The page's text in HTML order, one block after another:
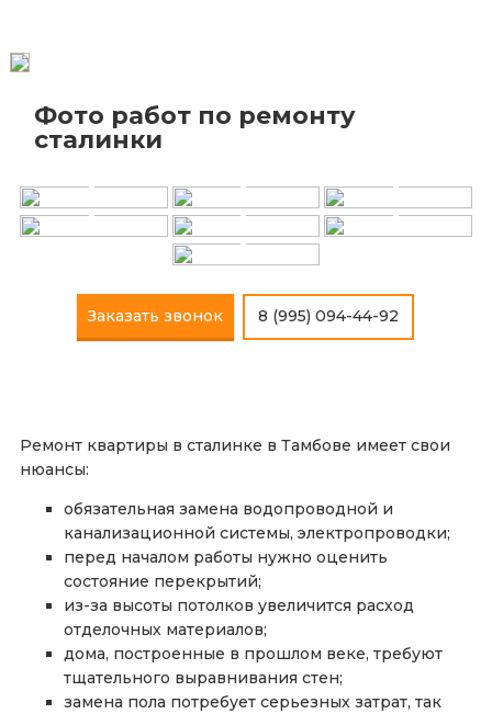
Фото работ по ремонту
сталинки
+ + +
+ + +
+
Заказать звонок 8 (995) 094-44-92
Ремонт квартиры в сталинке в Тамбове имеет свои
нюансы:
обязательная замена водопроводной и
канализационной системы, электропроводки;
перед началом работы нужно оценить
состояние перекрытий;
из-за высоты потолков увеличится расход
отделочных материалов;
дома, построенные в прошлом веке, требуют
тщательного выравнивания стен;
замена пола потребует серьезных затрат, так